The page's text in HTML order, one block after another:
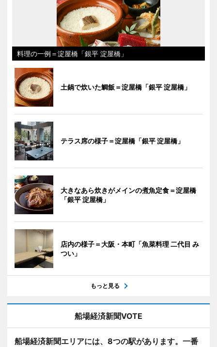
料理の一例＝淀屋橋「銀平 淀屋橋」
土鍋で炊いた鯛飯＝淀屋橋「銀平 淀屋橋」
テラス席の様子＝淀屋橋「銀平 淀屋橋」
大きなあら炊きがメインの煮魚定食＝淀屋橋
「銀平 淀屋橋」
店内の様子＝大阪・本町「魚菜料理 二代目 み
つい」
もっと見る
船場経済新聞VOTE
船場経済新聞エリアには、8つの駅があります。一番